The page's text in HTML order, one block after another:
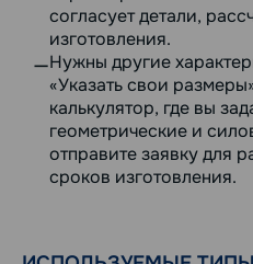
согласует детали,
изготовления.
Нужны другие
«Указать свои
калькулятор, где вы
геометрические и
отправите заявку для
сроков изготовления.